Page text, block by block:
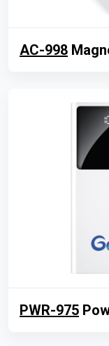
AC-998
PWR-975